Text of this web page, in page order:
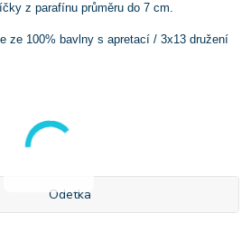
z parafínu průměru do 7 cm.
ze 100% bavlny s apretací / 3x13 družení
Odetka